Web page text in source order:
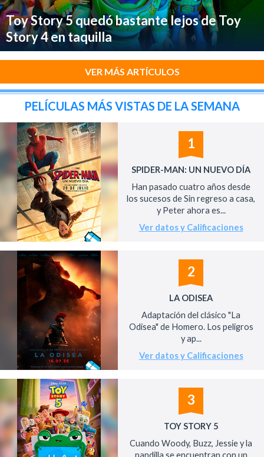
Toy Story 5 quedó bastante lejos de Toy
Story 4 en taquilla
VER MÁS ARTÍCULOS
PELÍCULAS MÁS VISTAS DE LA SEMANA
1
SPIDER-MAN: UN NUEVO DÍA
Han pasado cuatro años desde
los sucesos de Sin regreso a casa,
y Peter ahora es...
Ver datos y Calificaciones
2
LA ODISEA
Adaptación del clásico "La
Odisea" de Homero. Los peligros
y ap...
Ver datos y Calificaciones
3
TOY STORY 5
Cuando Woody, Buzz, Jessie y la
pandilla se encuentran con un